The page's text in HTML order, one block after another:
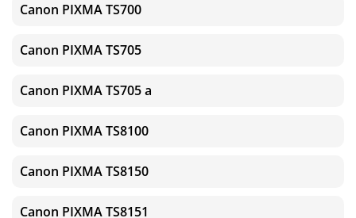
Canon PIXMA TS700
Canon PIXMA TS705
Canon PIXMA TS705 a
Canon PIXMA TS8100
Canon PIXMA TS8150
Canon PIXMA TS8151